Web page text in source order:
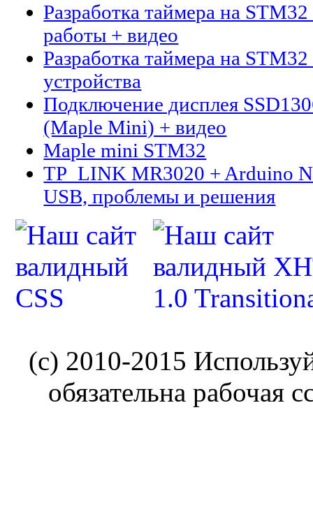
Разработка таймера на
работы + видео
Разработка таймера на
устройства
Подключение дисплея
(Maple Mini) + видео
Maple mini STM32
TP_LINK MR3020 + Arduino
USB, проблемы и решения
(c) 2010-2015
обязательна рабочая